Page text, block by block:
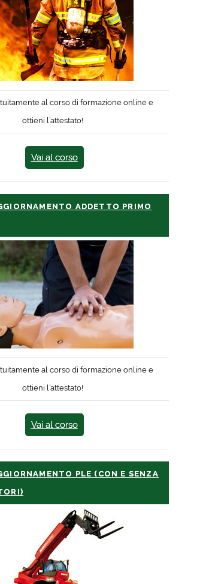
al corso di formazione online e
ottieni l’attestato!
Vai al corso
ADDETTO PRIMO
al corso di formazione online e
ottieni l’attestato!
Vai al corso
PLE (CON E SENZA